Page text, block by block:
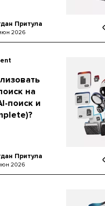
Притула
2026
на
поиск и
Притула
2026